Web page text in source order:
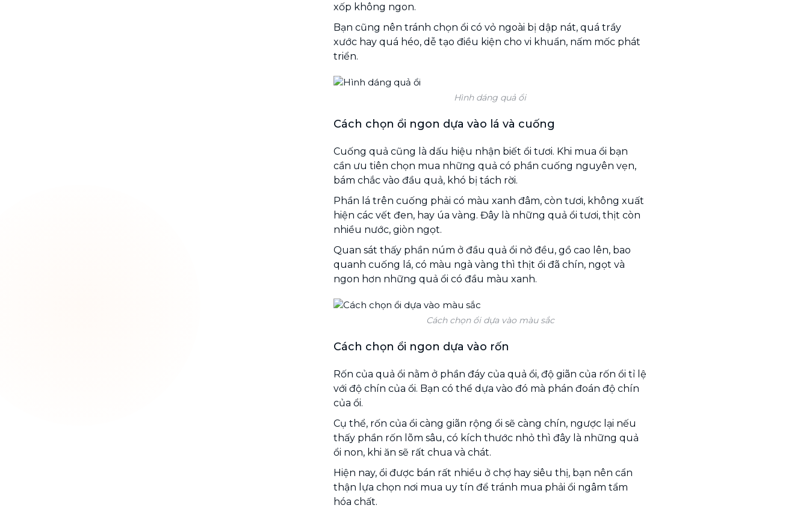
xốp không ngon.
Bạn cũng nên tránh chọn ổi có vỏ ngoài bị dập nát, quá trầy
xước hay quá héo, dễ tạo điều kiện cho vi khuẩn, nấm mốc phát
triển.
Hình dáng quả ổi
Cách chọn ổi ngon dựa vào lá và cuống
Cuống quả cũng là dấu hiệu nhận biết ổi tươi. Khi mua ổi bạn
cần ưu tiên chọn mua những quả có phần cuống nguyên vẹn,
bám chắc vào đầu quả, khó bị tách rời.
Phần lá trên cuống phải có màu xanh đâm, còn tươi, không xuất
hiện các vết đen, hay úa vàng. Đây là những quả ổi tươi, thịt còn
nhiều nước, giòn ngọt.
Quan sát thấy phần núm ở đầu quả ổi nở đều, gồ cao lên, bao
quanh cuống lá, có màu ngà vàng thì thịt ổi đã chín, ngọt và
ngon hơn những quả ổi có đầu màu xanh.
Cách chọn ổi dựa vào màu sắc
Cách chọn ổi ngon dựa vào rốn
Rốn của quả ổi nằm ở phần đáy của quả ổi, độ giãn của rốn ổi tỉ lệ
với độ chín của ổi. Bạn có thể dựa vào đó mà phán đoán độ chín
của ổi.
Cụ thể, rốn của ổi càng giãn rộng ổi sẽ càng chín, ngược lại nếu
thấy phần rốn lõm sâu, có kích thước nhỏ thì đây là những quả
ổi non, khi ăn sẽ rất chua và chát.
Hiện nay, ổi được bán rất nhiều ở chợ hay siêu thị, bạn nên cẩn
thận lựa chọn nơi mua uy tín để tránh mua phải ổi ngâm tẩm
hóa chất.